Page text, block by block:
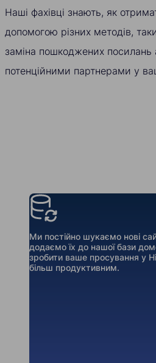
Наші фахівці знають, як
допомогою різних методів,
заміна пошкоджених посилань
потенційними партнерами у
Ми постійно шукаємо нові
додаємо їх до нашої бази
зробити ваше просування у
більш продуктивним.